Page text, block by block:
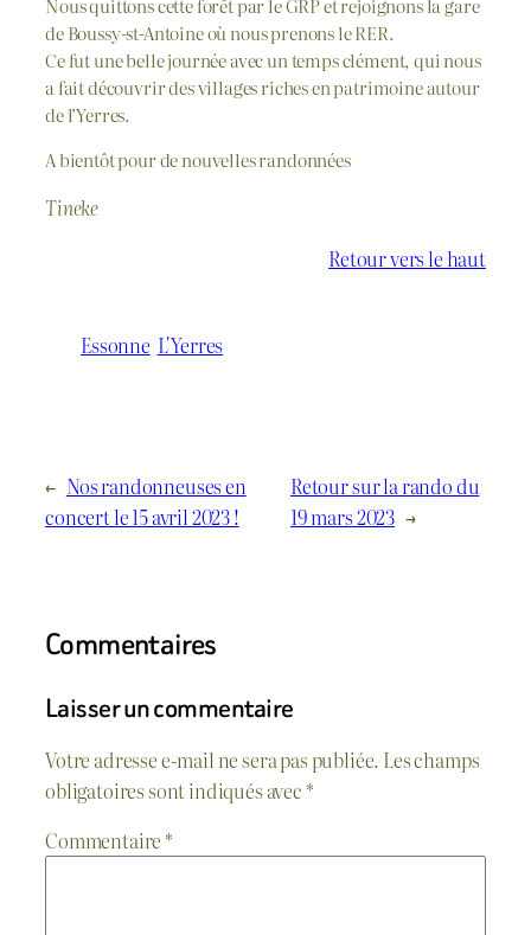
Nous quittons cette forêt par le GRP et rejoignons la gare
de Boussy-st-Antoine où nous prenons le RER.
Ce fut une belle journée avec un temps clément, qui nous
a fait découvrir des villages riches en patrimoine autour
de l’Yerres.
A bientôt pour de nouvelles randonnées
Tineke
Retour vers le haut
Essonne L'Yerres
← Nos randonneuses en
concert le 15 avril 2023 !
Retour sur la rando du
19 mars 2023 →
Commentaires
Laisser un commentaire
Votre adresse e-mail ne sera pas publiée. Les champs
obligatoires sont indiqués avec *
Commentaire *